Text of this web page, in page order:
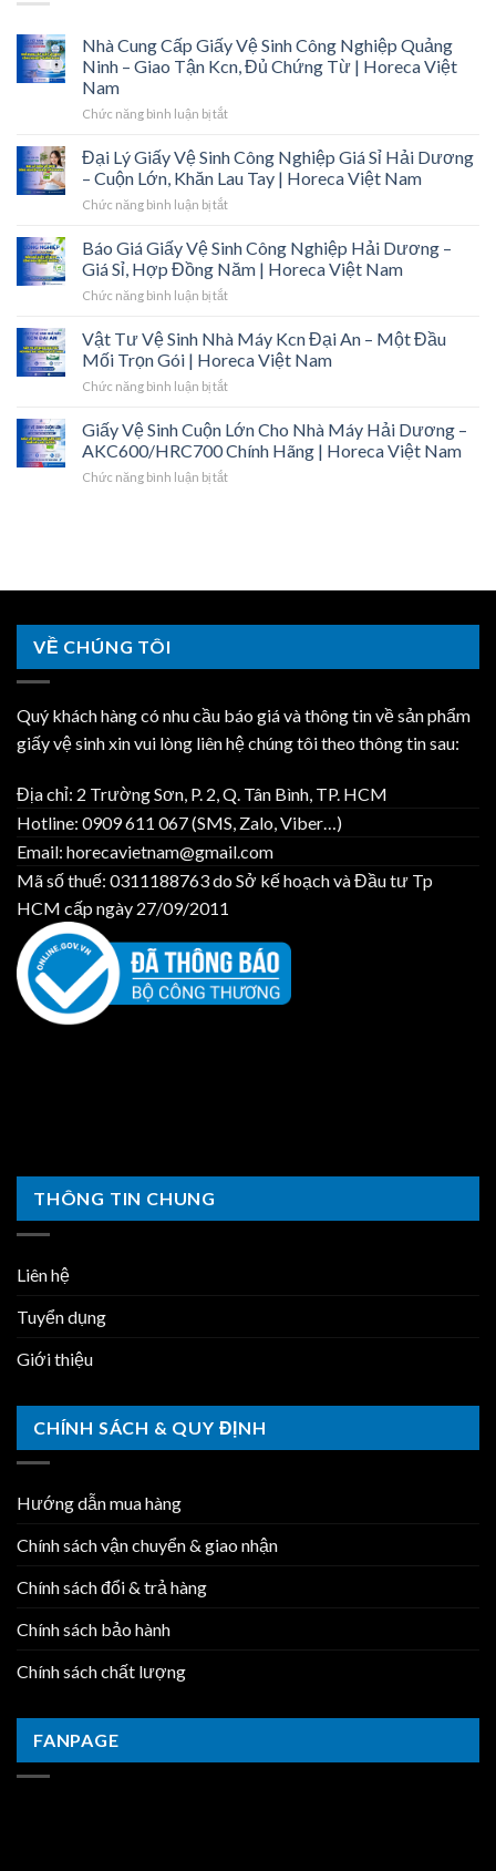
Nhà Cung Cấp Giấy Vệ Sinh Công Nghiệp Quảng
Ninh – Giao Tận Kcn, Đủ Chứng Từ | Horeca Việt
Nam
Chức năng bình luận bị tắtở
Cung
Cấp
Giấy
Vệ
Công
Nghiệp
Quảng
Ninh
Giao
Tận
Đủ
Từ
|
Đại Lý Giấy Vệ Sinh Công Nghiệp Giá Sỉ Hải Dương
– Cuộn Lớn, Khăn Lau Tay | Horeca Việt Nam
Chức năng bình luận bị tắtở
Lý
Giấy
Vệ
Sinh
Nghiệp
Hải
–
Cuộn
Khăn
Báo Giá Giấy Vệ Sinh Công Nghiệp Hải Dương –
Giá Sỉ, Hợp Đồng Năm | Horeca Việt Nam
Chức năng bình luận bị tắtở
Giá
Giấy
Vệ
Sinh
Nghiệp
Hải
–
|
Vật Tư Vệ Sinh Nhà Máy Kcn Đại An – Một Đầu
Mối Trọn Gói | Horeca Việt Nam
Chức năng bình luận bị tắtở
Tư
Vệ
Sinh
Nhà
Một
Mối
Gói
Việt
Nam
Giấy Vệ Sinh Cuộn Lớn Cho Nhà Máy Hải Dương –
AKC600/HRC700 Chính Hãng | Horeca Việt Nam
Chức năng bình luận bị tắtở
Cho
Máy
Chính
Hãng
Việt
VỀ CHÚNG TÔI
Quý khách hàng có nhu cầu báo giá và thông tin về sản phẩm
giấy vệ sinh xin vui lòng liên hệ chúng tôi theo thông tin sau:
Địa chỉ: 2 Trường Sơn, P. 2, Q. Tân Bình, TP. HCM
Hotline: 0909 611 067 (SMS, Zalo, Viber…)
Email: horecavietnam@gmail.com
Mã số thuế: 0311188763 do Sở kế hoạch và Đầu tư Tp
HCM cấp ngày 27/09/2011
THÔNG TIN CHUNG
Liên hệ
Tuyển dụng
Giới thiệu
CHÍNH SÁCH & QUY ĐỊNH
Hướng dẫn mua hàng
Chính sách vận chuyển & giao nhận
Chính sách đổi & trả hàng
Chính sách bảo hành
Chính sách chất lượng
FANPAGE